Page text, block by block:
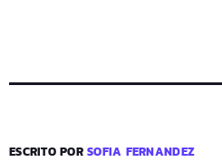
ESCRITO PORSOFIA FERNANDEZ